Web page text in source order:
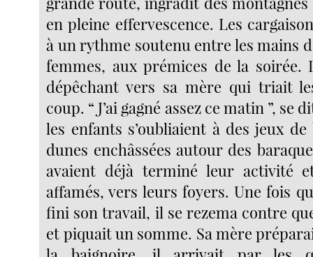
en pleine effervescence. Les
à un rythme soutenu entre les mains
femmes, aux prémices de la soirée.
dépêchant vers sa mère qui triait
coup. “ J’ai gagné assez ce matin ”, se
les enfants s’oubliaient à des jeux
dunes enchâssées autour des
avaient déjà terminé leur activité
affamés, vers leurs foyers. Une fois
fini son travail, il se rezema contre
et piquait un somme. Sa mère